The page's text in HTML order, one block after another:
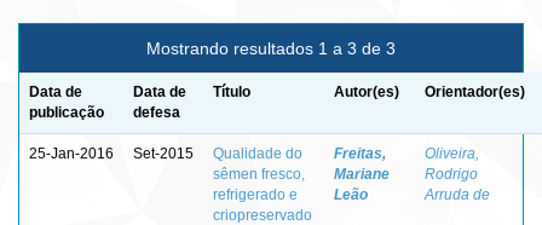
Mostrando resultados 1 a 3 de 3
Data de
publicação
Data de
defesa
Título Autor(es) Orientador(es)
25-Jan-2016 Set-2015
Qualidade do
sêmen fresco,
refrigerado e
criopreservado
Freitas,
Mariane
Leão
Oliveira,
Rodrigo
Arruda de